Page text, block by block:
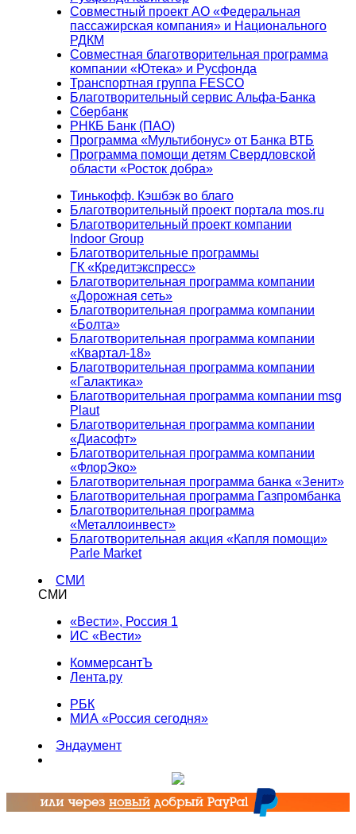
Совместный проект АО «Федеральная
пассажирская компания» и Национального
РДКМ
Совместная благотворительная программа
компании «Ютека» и Русфонда
Транспортная группа FESCO
Благотворительный сервис Альфа-Банка
Сбербанк
РНКБ Банк (ПАО)
Программа «Мультибонус» от Банка ВТБ
Программа помощи детям Свердловской
области «Росток добра»
Тинькофф. Кэшбэк во благо
Благотворительный проект портала mos.ru
Благотворительный проект компании
Indoor Group
Благотворительные программы
ГК «Кредитэкспресс»
Благотворительная программа компании
«Дорожная сеть»
Благотворительная программа компании
«Болта»
Благотворительная программа компании
«Квартал-18»
Благотворительная программа компании
«Галактика»
Благотворительная программа компании msg
Plaut
Благотворительная программа компании
«Диасофт»
Благотворительная программа компании
«ФлорЭко»
Благотворительная программа банка «Зенит»
Благотворительная программа Газпромбанка
Благотворительная программа
«Металлоинвест»
Благотворительная акция «Капля помощи»
Parle Market
СМИ
СМИ
«Вести», Россия 1
ИС «Вести»
КоммерсантЪ
Лента.ру
РБК
МИА «Россия сегодня»
Эндаумент